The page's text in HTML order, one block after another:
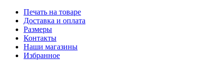
Печать на товаре
Доставка и оплата
Размеры
Контакты
Наши магазины
Избранное